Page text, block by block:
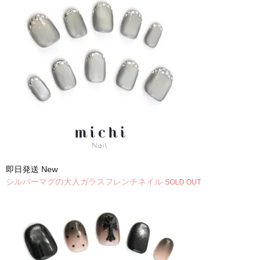
即日発送 New
シルバーマグの大人ガラスフレンチネイル SOLD OUT